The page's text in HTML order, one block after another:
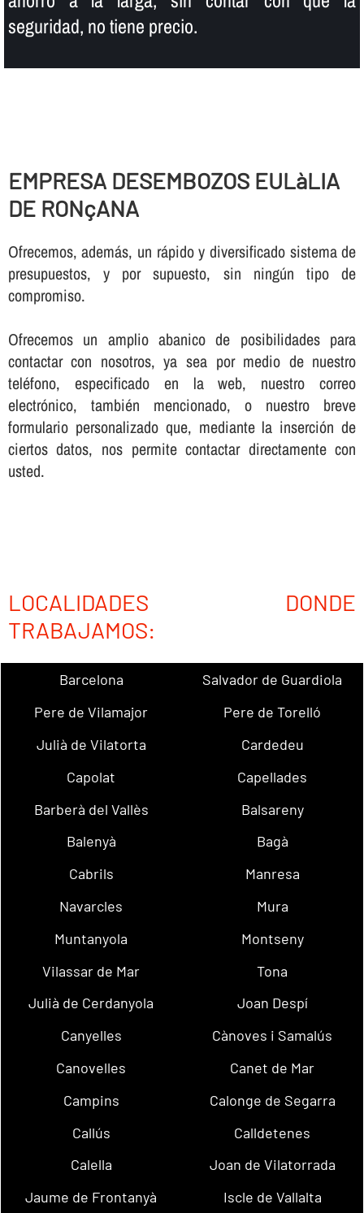
seguridad, no tiene precio.
EMPRESA DESEMBOZOS EULàLIA
DE RONçANA
Ofrecemos, además, un rápido y diversificado sistema de
presupuestos, y por supuesto, sin ningún tipo de
compromiso.
Ofrecemos un amplio abanico de posibilidades para
contactar con nosotros, ya sea por medio de nuestro
teléfono, especificado en la web, nuestro correo
electrónico, también mencionado, o nuestro breve
formulario personalizado que, mediante la inserción de
ciertos datos, nos permite contactar directamente con
usted.
LOCALIDADES DONDE
TRABAJAMOS:
Barcelona
Salvador de Guardiola
Pere de Vilamajor
Pere de Torelló
Julià de Vilatorta
Cardedeu
Capolat
Capellades
Barberà del Vallès
Balsareny
Balenyà
Bagà
Cabrils
Manresa
Navarcles
Mura
Muntanyola
Montseny
Vilassar de Mar
Tona
Julià de Cerdanyola
Joan Despí
Canyelles
Cànoves i Samalús
Canovelles
Canet de Mar
Campins
Calonge de Segarra
Callús
Calldetenes
Calella
Joan de Vilatorrada
Jaume de Frontanyà
Iscle de Vallalta